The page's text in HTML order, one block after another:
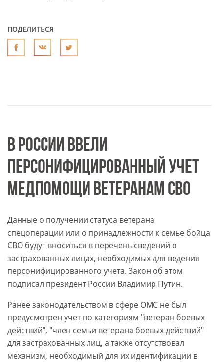
ПОДЕЛИТЬСЯ
В РОССИИ ВВЕЛИ
ПЕРСОНИФИЦИРОВАННЫЙ УЧЕТ
МЕДПОМОЩИ ВЕТЕРАНАМ СВО
Данные о получении статуса ветерана
спецоперации или о принадлежности к семье бойца
СВО будут вноситься в перечень сведений о
застрахованных лицах, необходимых для ведения
персонифицированного учета. Закон об этом
подписал президент России Владимир Путин.
Ранее законодательством в сфере ОМС не был
предусмотрен учет по категориям "ветеран боевых
действий", "член семьи ветерана боевых действий"
для застрахованных лиц, а также отсутствовал
механизм, необходимый для их идентификации в